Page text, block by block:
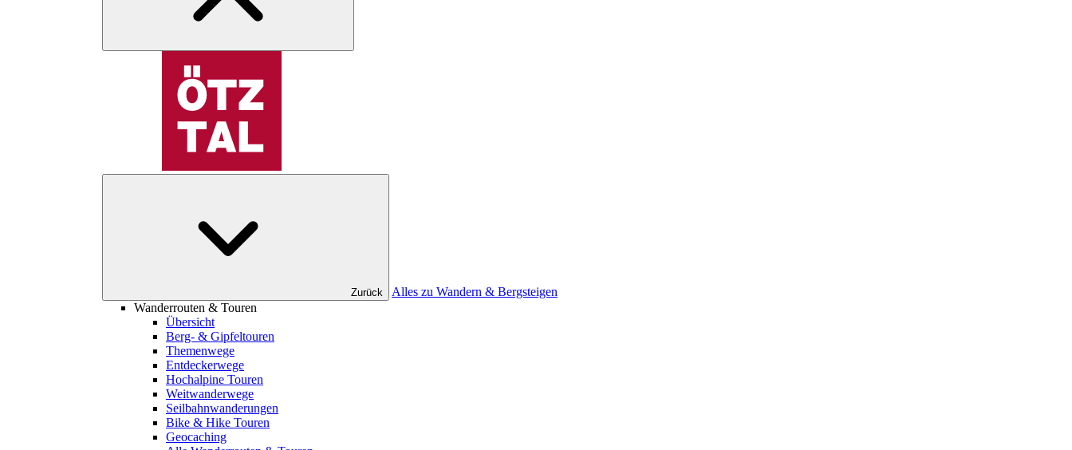
Zurück
Alles zu Wandern & Bergsteigen
Wanderrouten & Touren
Übersicht
Berg- & Gipfeltouren
Themenwege
Entdeckerwege
Hochalpine Touren
Weitwanderwege
Seilbahnwanderungen
Bike & Hike Touren
Geocaching